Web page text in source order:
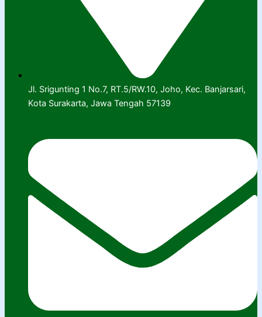
Jl. Srigunting 1 No.7, RT.5/RW.10, Joho, Kec. Banjarsari,
Kota Surakarta, Jawa Tengah 57139